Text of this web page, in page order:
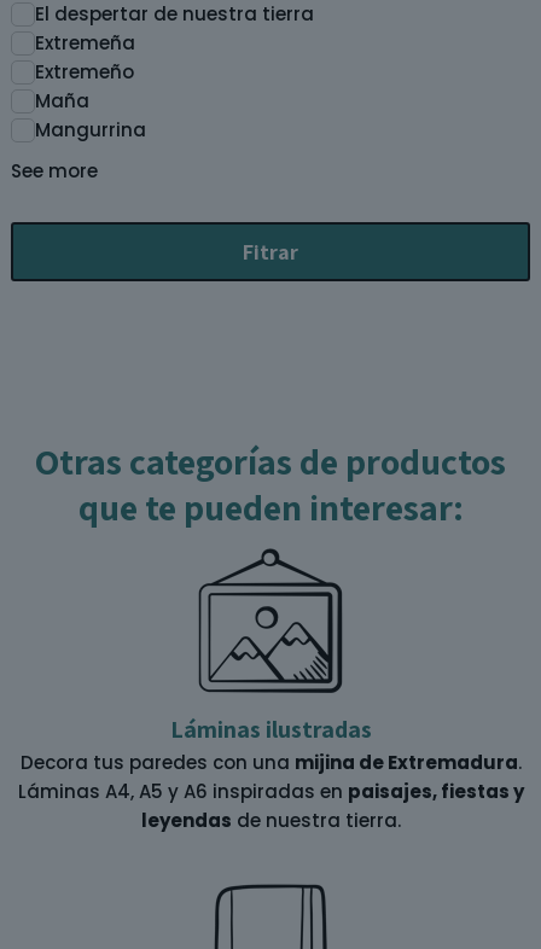
El despertar de nuestra tierra
Extremeña
Extremeño
Maña
Mangurrina
See more
Fitrar
Otras categorías de productos
que te pueden interesar:
Láminas ilustradas
Decora tus paredes con una mijina de Extremadura.
Láminas A4, A5 y A6 inspiradas en paisajes, fiestas y
leyendas de nuestra tierra.